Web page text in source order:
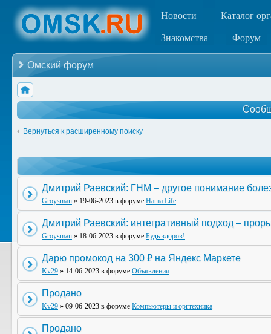
Новости Каталог
Знакомства Форум
Омский форум
Вернуться к расширенному поиску
Дмитрий Раевский: ГНМ – другое понимание
Groysman » 19-06-2023 в форуме Наша Life
Дмитрий Раевский: интегративный подход –
Groysman » 18-06-2023 в форуме Будь здоров!
Дарю промокод на 300 ₽ на Яндекс Маркете
Kv29 » 14-06-2023 в форуме Объявления
Продано
Kv29 » 09-06-2023 в форуме Компьютеры и оргтехника
Продано